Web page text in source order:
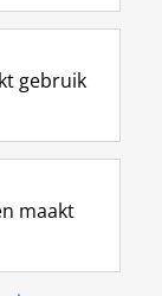
I
n
t
r
m
c
Y
o
T
e
k
a
gebruik
maakt